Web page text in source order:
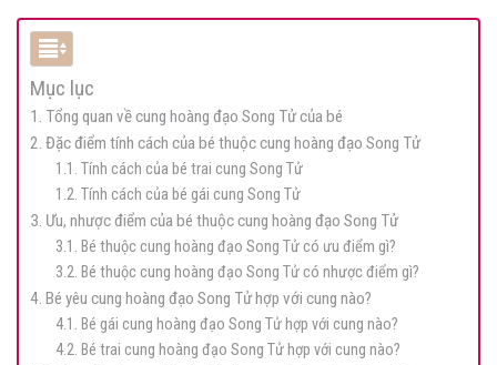
Mục lục
1. Tổng quan về cung hoàng đạo Song Tử của bé
2. Đặc điểm tính cách của bé thuộc cung hoàng đạo Song Tử
1.1. Tính cách của bé trai cung Song Tử
1.2. Tính cách của bé gái cung Song Tử
3. Ưu, nhược điểm của bé thuộc cung hoàng đạo Song Tử
3.1. Bé thuộc cung hoàng đạo Song Tử có ưu điểm gì?
3.2. Bé thuộc cung hoàng đạo Song Tử có nhược điểm gì?
4. Bé yêu cung hoàng đạo Song Tử hợp với cung nào?
4.1. Bé gái cung hoàng đạo Song Tử hợp với cung nào?
4.2. Bé trai cung hoàng đạo Song Tử hợp với cung nào?